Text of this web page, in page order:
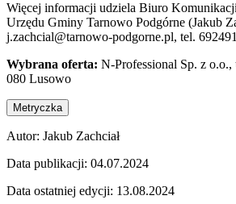
Więcej informacji udziela Biuro
Urzędu Gminy Tarnowo Podgórne (Jakub
j.zachcial@tarnowo-podgorne.pl, tel.
Wybrana oferta: N-Professional Sp. z
080 Lusowo
Metryczka
Autor: Jakub Zachciał
Data publikacji: 04.07.2024
Data ostatniej edycji: 13.08.2024